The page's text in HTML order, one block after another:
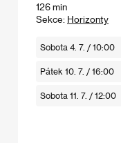
126 min
Sekce: Horizonty
Sobota 4. 7. / 10:00
Pátek 10. 7. / 16:00
Sobota 11. 7. / 12:00